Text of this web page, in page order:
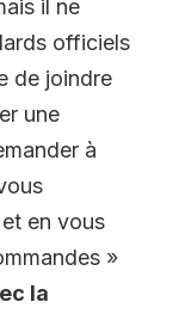
il ne
officiels
de joindre
une
à
en vous
»
la